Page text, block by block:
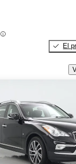
El